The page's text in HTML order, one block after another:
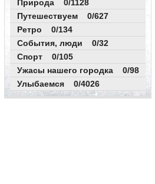
Природа 0/1128
Путешествуем 0/627
Ретро 0/134
События, люди 0/32
Спорт 0/105
Ужасы нашего городка 0/98
Улыбаемся 0/4026